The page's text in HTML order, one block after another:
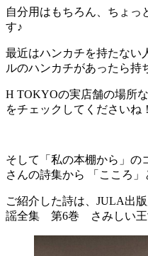
自分用はもちろん、ちょっ
す♪
最近はハンカチを持たない
ルのハンカチがあったら持
H TOKYOの実店舗の場所
をチェックしてくださいね！
そして「私の本棚から」の
さんの詩集から 「こころ」
ご紹介した詩は、JULA出
謡全集 第6巻 さみしい王